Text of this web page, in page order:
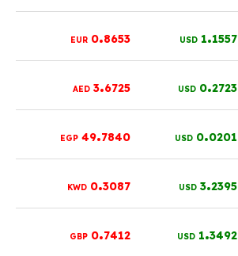
1.1557
USD
0.8653
EUR
0.2723
USD
3.6725
AED
0.0201
USD
49.7840
EGP
3.2395
USD
0.3087
KWD
1.3492
USD
0.7412
GBP